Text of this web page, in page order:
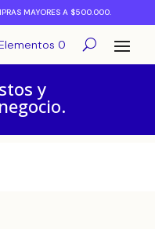
MAYORES A $500.000.
0
y